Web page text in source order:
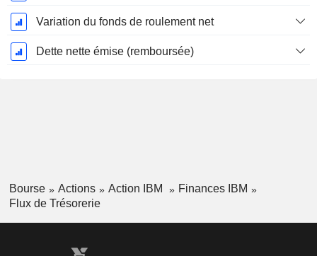
Variation du fonds de roulement net
Dette nette émise (remboursée)
Bourse Actions Action IBM
Finances IBM
Flux de Trésorerie